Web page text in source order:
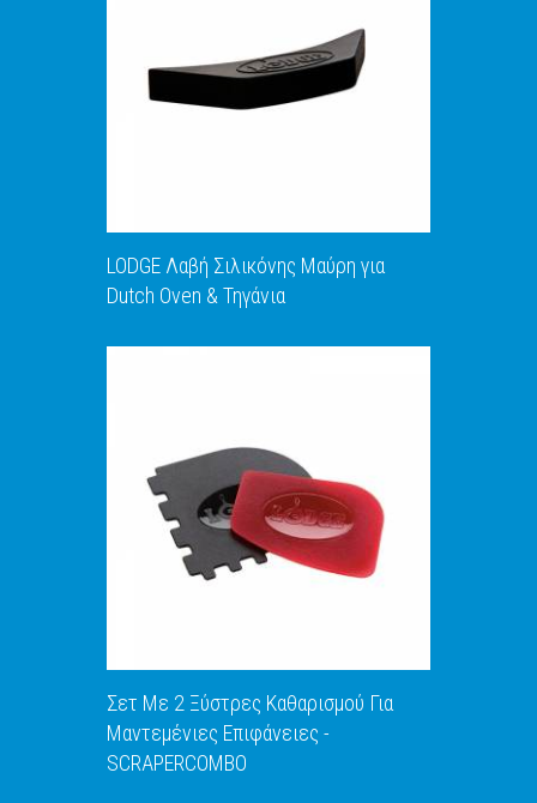
ΑΝΑΚΑΛΥΨΕ ΤΟ
LODGE Λαβή Σιλικόνης Μαύρη για
Dutch Oven & Τηγάνια
Σετ Με 2 Ξύστρες Καθαρισμού Για
Μαντεμένιες Επιφάνειες -
SCRAPERCOMBO